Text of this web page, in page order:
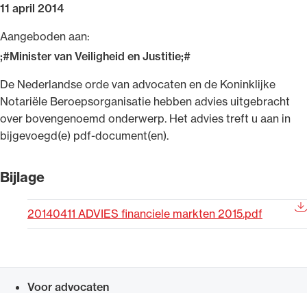
11 april 2014
Aangeboden aan:
;#Minister van Veiligheid en Justitie;#
De Nederlandse orde van advocaten en de Koninklijke
Notariële Beroepsorganisatie hebben advies uitgebracht
over bovengenoemd onderwerp. Het advies treft u aan in
bijgevoegd(e) pdf-document(en).
Bijlage
20140411 ADVIES financiele markten 2015.pdf
Voor advocaten
Uitgelicht